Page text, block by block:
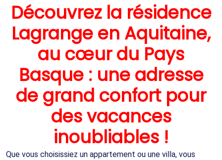
Découvrez la résidence
Lagrange en Aquitaine,
au cœur du Pays
Basque : une adresse
de grand confort pour
des vacances
inoubliables !
Que vous choisissiez un appartement ou une villa, vous